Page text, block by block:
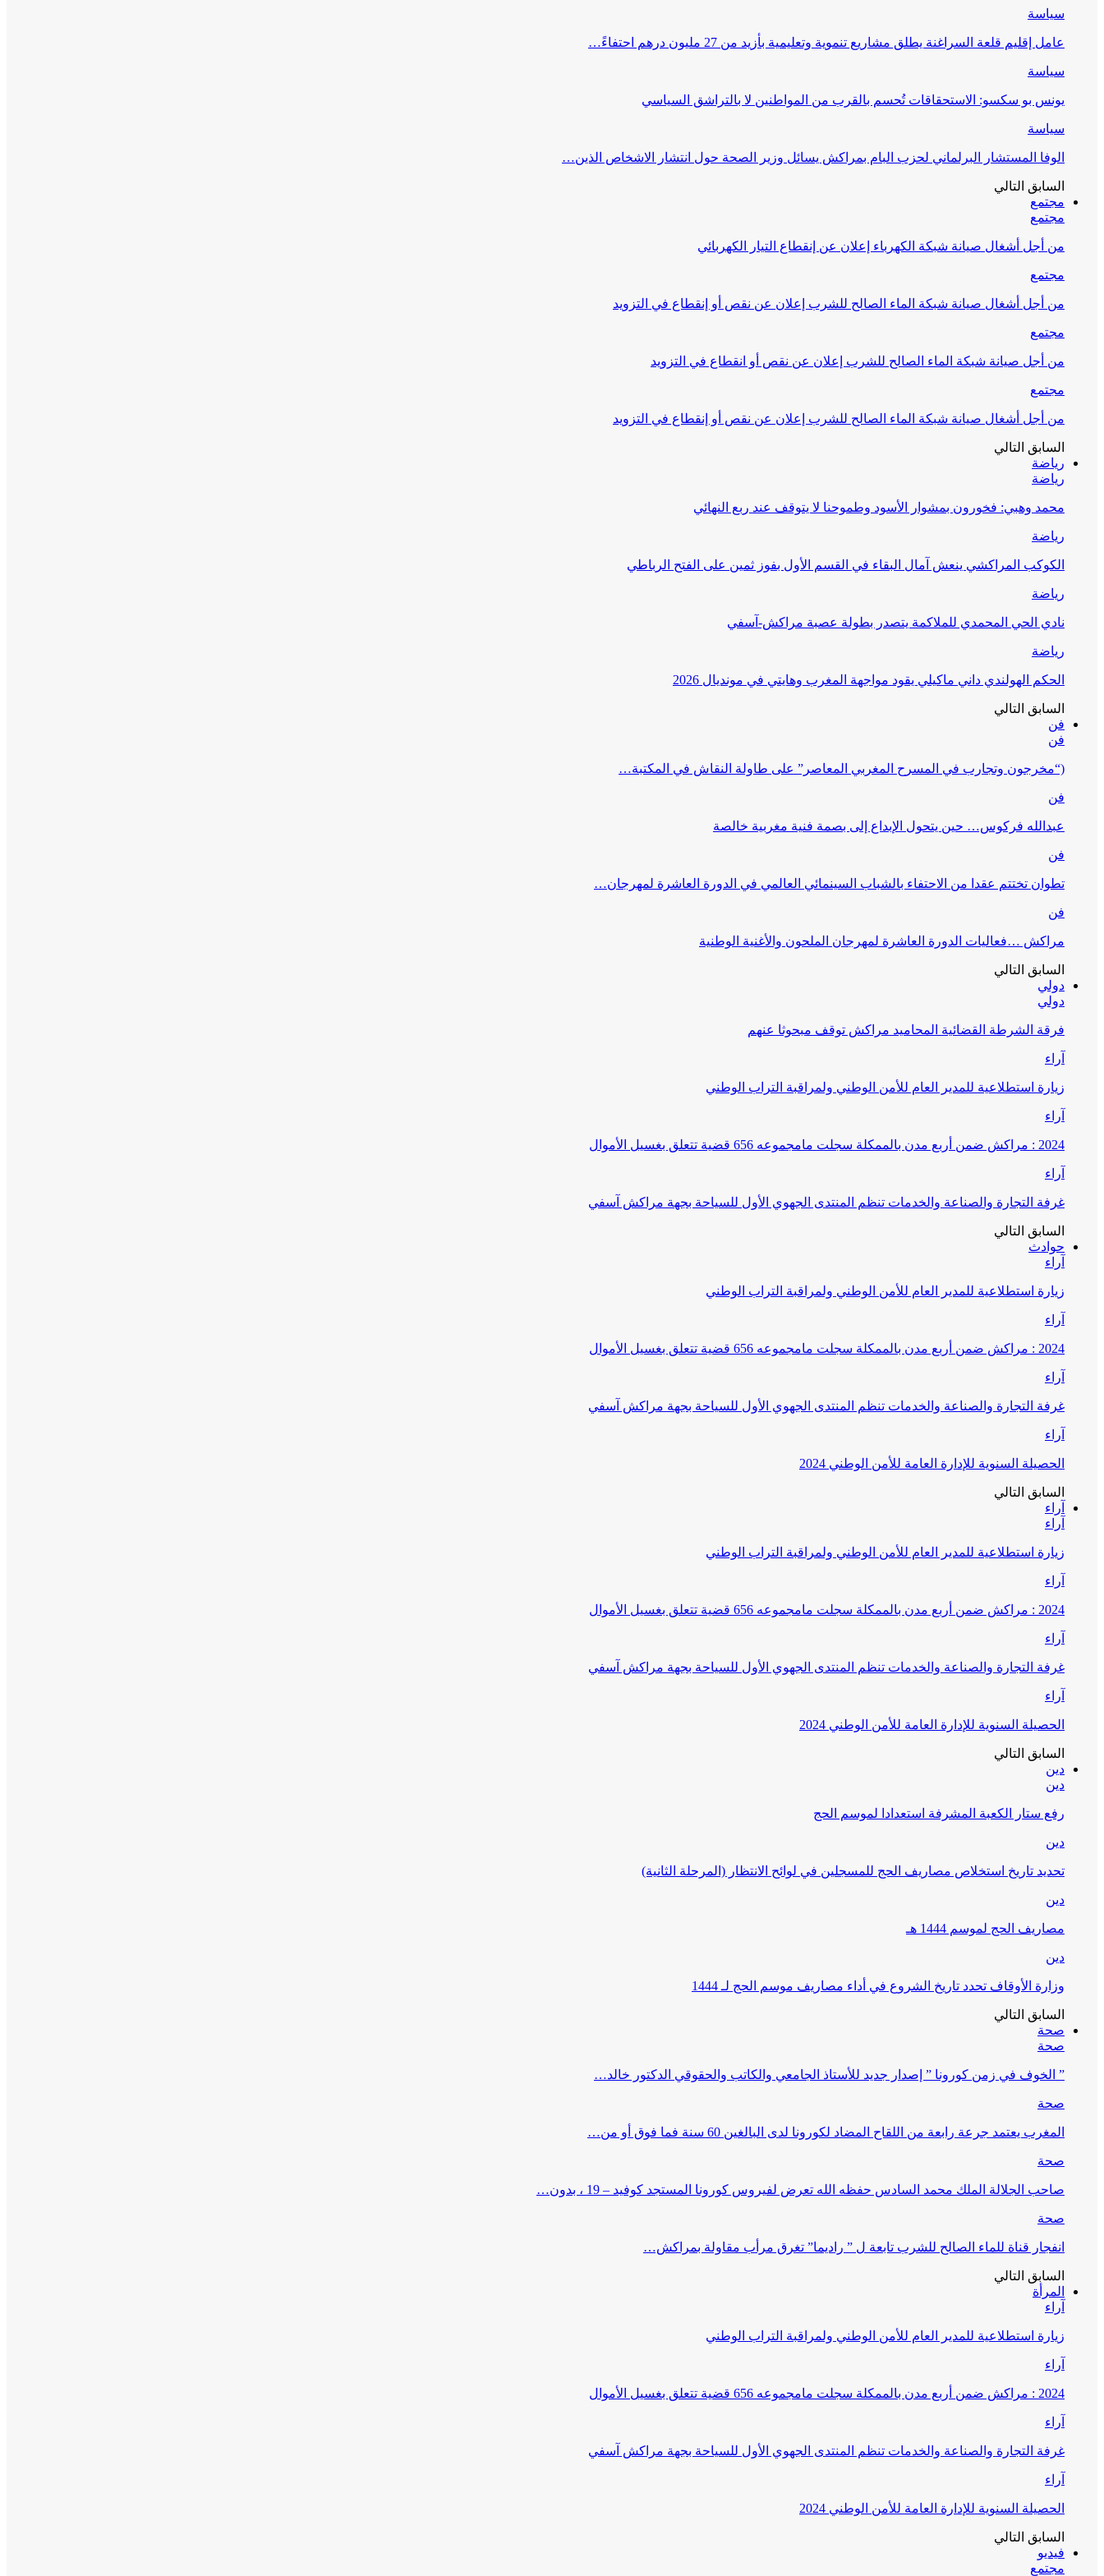
سياسة
عامل إقليم قلعة السراغنة يطلق مشاريع تنموية وتعليمية بأزيد من 27 مليون درهم احتفاءً…
سياسة
يونس بو سكسو: الاستحقاقات تُحسم بالقرب من المواطنين لا بالتراشق السياسي
سياسة
الوفا المستشار البرلماني لحزب البام بمراكش يسائل وزير الصحة حول انتشار الاشخاص الذين…
السابق التالي
مجتمع
مجتمع
من أجل أشغال صيانة شبكة الكهرباء إعلان عن إنقطاع التيار الكهربائي
مجتمع
من أجل أشغال صيانة شبكة الماء الصالح للشرب إعلان عن نقص أو إنقطاع في التزويد
مجتمع
من أجل صيانة شبكة الماء الصالح للشرب إعلان عن نقص أو انقطاع في التزويد
مجتمع
من أجل أشغال صيانة شبكة الماء الصالح للشرب إعلان عن نقص أو إنقطاع في التزويد
السابق التالي
رياضة
رياضة
محمد وهبي: فخورون بمشوار الأسود وطموحنا لا يتوقف عند ربع النهائي
رياضة
الكوكب المراكشي ينعش آمال البقاء في القسم الأول بفوز ثمين على الفتح الرباطي
رياضة
نادي الحي المحمدي للملاكمة يتصدر بطولة عصبة مراكش-آسفي
رياضة
الحكم الهولندي داني ماكيلي يقود مواجهة المغرب وهايتي في مونديال 2026
السابق التالي
فن
فن
(“مخرجون وتجارب في المسرح المغربي المعاصر” على طاولة النقاش في المكتبة…
فن
عبدالله فركوس… حين يتحول الإبداع إلى بصمة فنية مغربية خالصة
فن
تطوان تختتم عقدا من الاحتفاء بالشباب السينمائي العالمي في الدورة العاشرة لمهرجان…
فن
مراكش …فعاليات الدورة العاشرة لمهرجان الملحون والأغنية الوطنية
السابق التالي
دولي
دولي
فرقة الشرطة القضائية المحاميد مراكش توقف مبحوثا عنهم
آراء
زيارة استطلاعية للمدير العام للأمن الوطني ولمراقبة التراب الوطني
آراء
2024 : مراكش ضمن أربع مدن بالممكلة سجلت مامجموعه 656 قضية تتعلق بغسيل الأموال
آراء
غرفة التجارة والصناعة والخدمات تنظم المنتدى الجهوي الأول للسياحة بجهة مراكش آسفي
السابق التالي
حوادث
آراء
زيارة استطلاعية للمدير العام للأمن الوطني ولمراقبة التراب الوطني
آراء
2024 : مراكش ضمن أربع مدن بالممكلة سجلت مامجموعه 656 قضية تتعلق بغسيل الأموال
آراء
غرفة التجارة والصناعة والخدمات تنظم المنتدى الجهوي الأول للسياحة بجهة مراكش آسفي
آراء
الحصيلة السنوية للإدارة العامة للأمن الوطني 2024
السابق التالي
آراء
آراء
زيارة استطلاعية للمدير العام للأمن الوطني ولمراقبة التراب الوطني
آراء
2024 : مراكش ضمن أربع مدن بالممكلة سجلت مامجموعه 656 قضية تتعلق بغسيل الأموال
آراء
غرفة التجارة والصناعة والخدمات تنظم المنتدى الجهوي الأول للسياحة بجهة مراكش آسفي
آراء
الحصيلة السنوية للإدارة العامة للأمن الوطني 2024
السابق التالي
دين
دين
رفع ستار الكعبة المشرفة استعدادا لموسم الحج
دين
تحديد تاريخ استخلاص مصاريف الحج للمسجلين في لوائح الانتظار (المرحلة الثانية)
دين
مصاريف الحج لموسم 1444 هـ
دين
وزارة الأوقاف تحدد تاريخ الشروع في أداء مصاريف موسم الحج لـ 1444
السابق التالي
صحة
صحة
” الخوف في زمن كورونا ” إصدار جديد للأستاذ الجامعي والكاتب والحقوقي الدكتور خالد…
صحة
المغرب يعتمد جرعة رابعة من اللقاح المضاد لكورونا لدى البالغين 60 سنة فما فوق أو من…
صحة
صاحب الجلالة الملك محمد السادس حفظه الله تعرض لفيروس كورونا المستجد كوفيد – 19 ، بدون…
صحة
انفجار قناة للماء الصالح للشرب تابعة ل ” راديما” تغرق مرأب مقاولة بمراكش…
السابق التالي
المرأة
آراء
زيارة استطلاعية للمدير العام للأمن الوطني ولمراقبة التراب الوطني
آراء
2024 : مراكش ضمن أربع مدن بالممكلة سجلت مامجموعه 656 قضية تتعلق بغسيل الأموال
آراء
غرفة التجارة والصناعة والخدمات تنظم المنتدى الجهوي الأول للسياحة بجهة مراكش آسفي
آراء
الحصيلة السنوية للإدارة العامة للأمن الوطني 2024
السابق التالي
فيديو
مجتمع